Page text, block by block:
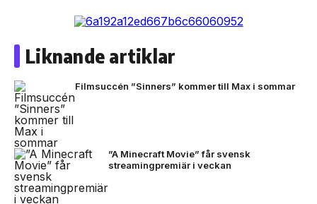
Liknande artiklar
Filmsuccén ”Sinners” kommer till Max i sommar
”A Minecraft Movie” får svensk
streamingpremiär i veckan